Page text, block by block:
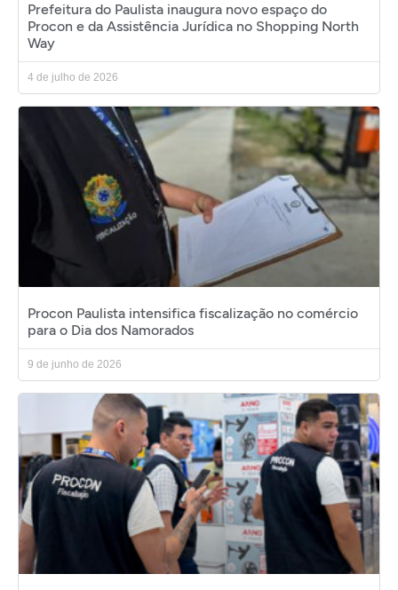
Prefeitura do Paulista inaugura novo espaço do
Procon e da Assistência Jurídica no Shopping North
Way
4 de julho de 2026
Procon Paulista intensifica fiscalização no comércio
para o Dia dos Namorados
9 de junho de 2026